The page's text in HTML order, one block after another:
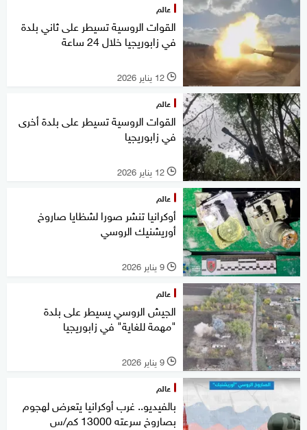
عالم
القوات الروسية تسيطر على ثاني بلدة
في زابوريجيا خلال 24 ساعة
l 12 يناير 2026
عالم
القوات الروسية تسيطر على بلدة أخرى
في زابوريجيا
l 12 يناير 2026
عالم
أوكرانيا تنشر صورا لشظايا صاروخ
أوريشنيك الروسي
l 9 يناير 2026
عالم
الجيش الروسي يسيطر على بلدة
"مهمة للغاية" في زابوريجيا
l 9 يناير 2026
عالم
بالفيديو.. غرب أوكرانيا يتعرض لهجوم
بصاروخ سرعته 13000 كم/س